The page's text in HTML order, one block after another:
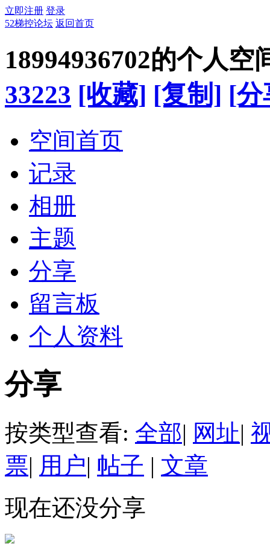
立即注册 登录
52梯控论坛 返回首页
18994936702的个人空
33223 [收藏] [复制] [分
空间首页
记录
相册
主题
分享
留言板
个人资料
分享
按类型查看: 全部| 网址|
票| 用户| 帖子 | 文章
现在还没分享